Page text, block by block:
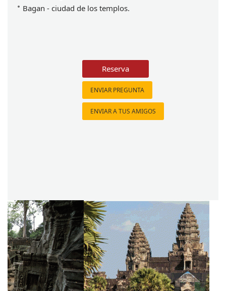
Bagan - ciudad de los templos.
Reserva
ENVIAR PREGUNTA
ENVIAR A TUS AMIGOS